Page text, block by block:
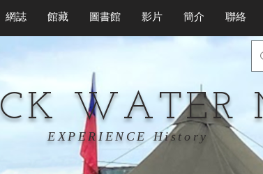
網誌 館藏 圖書館 影片 簡介 聯絡
WATER
EXPERIENCE History